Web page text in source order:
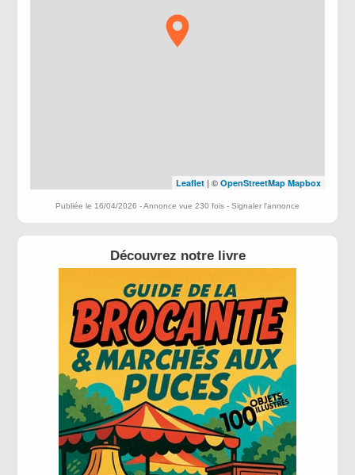
Leaflet| © OpenStreetMap Mapbox
Publiée le 16/04/2026 - Annonce vue 230 fois - Signaler l'annonce
Découvrez notre livre